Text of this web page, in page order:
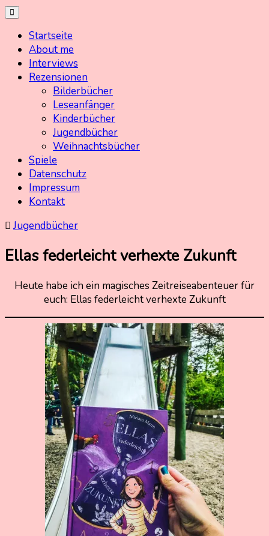
Skip
content
Kinderbuchschatz.de
Kinderbücher mit Herz
Startseite
About me
Interviews
Rezensionen
Bilderbücher
Leseanfänger
Kinderbücher
Jugendbücher
Weihnachtsbücher
Spiele
Datenschutz
Impressum
Kontakt
Jugendbücher
Ellas federleicht verhexte Zukunft
Mai
November
Kammer
Heute habe ich ein magisches Zeitreiseabenteuer für
euch: Ellas federleicht verhexte Zukunft